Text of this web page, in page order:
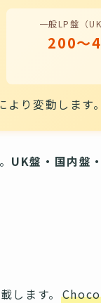
一般LP盤（
200〜
り変動します。
UK盤・国内盤
します。